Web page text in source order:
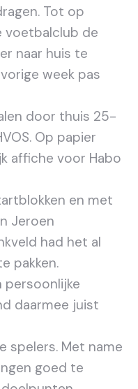
Tot op
voetbalclub de
naar huis te
week pas
door thuis 25-
Op papier
affiche voor Habo
en met
Jeroen
had het al
pakken.
persoonlijke
daarmee juist
spelers. Met name
goed te